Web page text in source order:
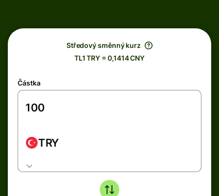
Středový směnný kurz
TL1 TRY = 0,1414 CNY
Částka
TRY